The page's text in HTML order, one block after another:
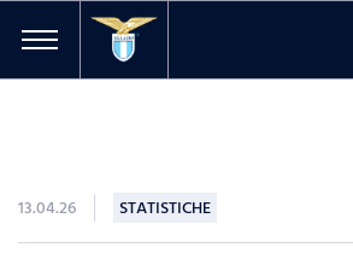
13.04.26 STATISTICHE